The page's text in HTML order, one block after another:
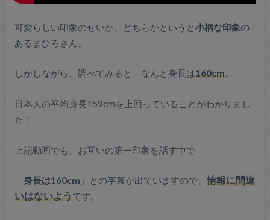
可愛らしい印象のせいか、どちらかというと小柄な印象の
あるまひろさん。
しかしながら、調べてみると、なんと身長は160cm。
日本人の平均身長159cmを上回っていることがわかりまし
た！
上記動画でも、お互いの第一印象を話す中で
「身長は160cm 」との字幕が出ていますので、情報に間違
いはないようです。